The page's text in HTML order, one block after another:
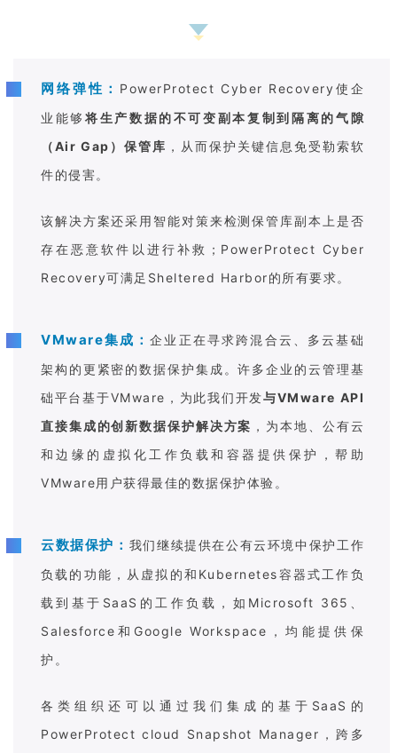
网络弹性： PowerProtect Cyber Recovery使企
业能够 将生产数据的不可变副本复制到隔离的气隙
（Air Gap）保管库 ，从而保护关键信息免受勒索软
件的侵害。
该解决方案还采用智能对策来检测保管库副本上是否
存在恶意软件以进行补救；PowerProtect Cyber
Recovery可满足Sheltered Harbor的所有要求。
VMware集成：企业正在寻求跨混合云、多云基础
架构的更紧密的数据保护集成。许多企业的云管理基
础平台基于VMware，为此我们开发与VMware API
直接集成的创新数据保护解决方案 ，为本地、公有云
和边缘的虚拟化工作负载和容器提供保护，帮助
VMware用户获得最佳的数据保护体验。
云数据保护： 我们继续提供在公有云环境中保护工作
负载的功能，从虚拟的和Kubernetes容器式工作负
载到基于SaaS的工作负载，如Microsoft 365、
Salesforce和Google Workspace，均能提供保
护。
各类组织还可以通过我们集成的基于SaaS的
PowerProtect cloud Snapshot Manager，跨多